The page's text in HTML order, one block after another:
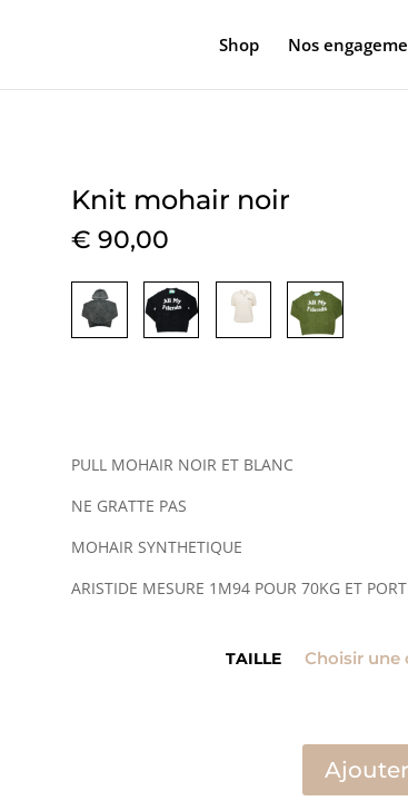
Shop Nos
Knit mohair noir
€ 90,00
PULL MOHAIR NOIR ET BLANC
NE GRATTE PAS
MOHAIR SYNTHETIQUE
ARISTIDE MESURE 1M94 POUR 70KG ET
TAILLE